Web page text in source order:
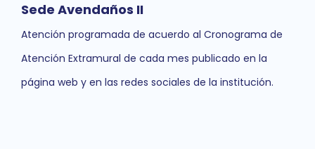
Sede Avendaños II
Atención programada de acuerdo al Cronograma de
Atención Extramural de cada mes publicado en la
página web y en las redes sociales de la institución.